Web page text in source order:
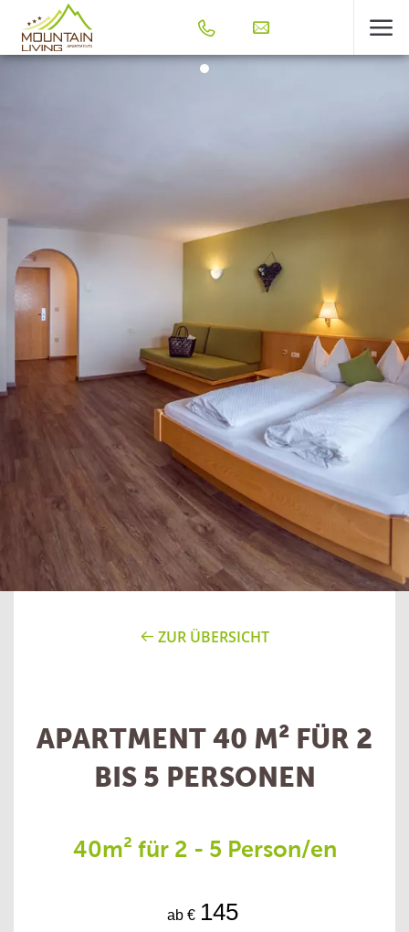
ZUR ÜBERSICHT
APARTMENT 40 M² FÜR 2
BIS 5 PERSONEN
40m² für 2 - 5 Person/en
ab € 145